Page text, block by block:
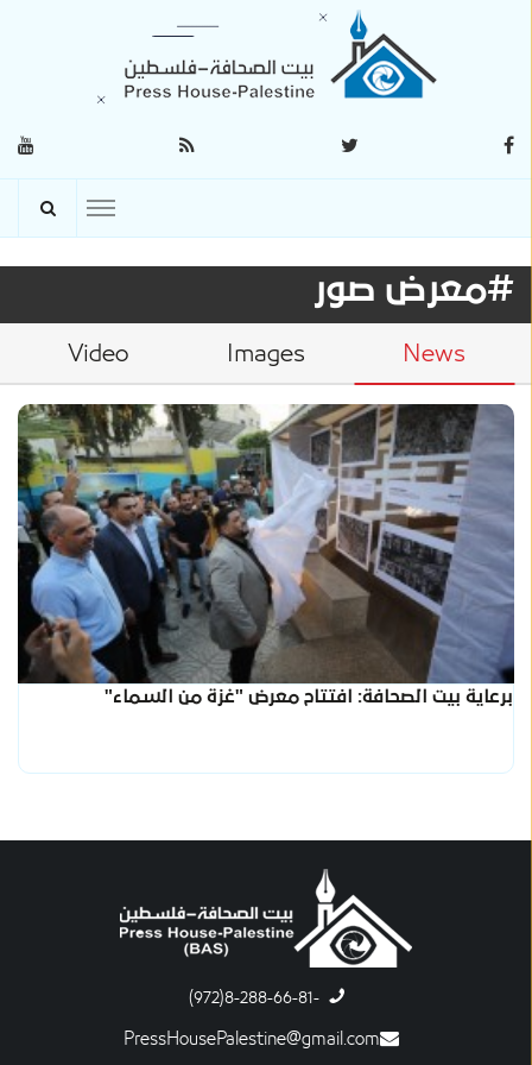
#معرض صور
News
Images
Video
برعاية بيت الصحافة: افتتاح معرض "غزة من السماء"
-8-288-66-81(972)
PressHousePalestine@gmail.com